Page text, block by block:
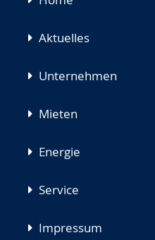
Aktuelles
Unternehmen
Mieten
Energie
Service
Impressum